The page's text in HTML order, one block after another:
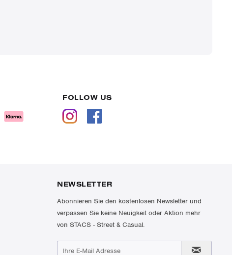
FOLLOW US
NEWSLETTER
Abonnieren Sie den kostenlosen Newsletter und
verpassen Sie keine Neuigkeit oder Aktion mehr
von STACS - Street & Casual.